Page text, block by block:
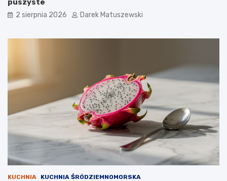
puszyste
2 sierpnia 2026 Darek Matuszewski
KUCHNIA KUCHNIA ŚRÓDZIEMNOMORSKA